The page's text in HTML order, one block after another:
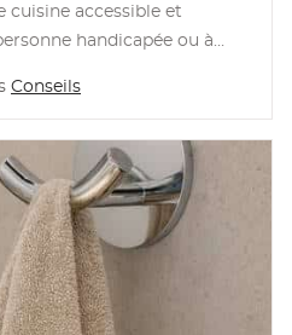
cuisine accessible et
handicapée ou à
Conseils